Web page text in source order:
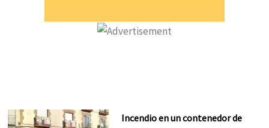
Incendio en un contenedor de